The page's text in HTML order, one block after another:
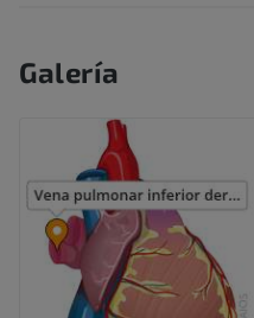
Galería